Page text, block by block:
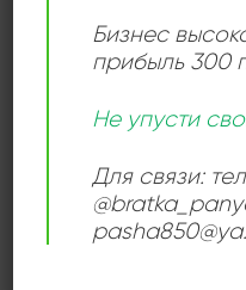
Алла Пугачева –
«Арлекино» И Другие
800,00₽
Бизнес
прибыль 300
Не упусти
Для связи: